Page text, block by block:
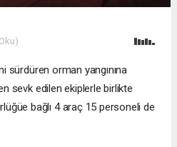
sürdüren orman yangınına
sevk edilen ekiplerle birlikte
bağlı 4 araç 15 personeli de